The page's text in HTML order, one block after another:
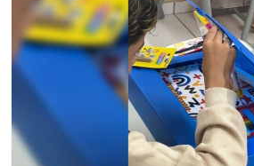
Estância
Turística
Guaratinguetá